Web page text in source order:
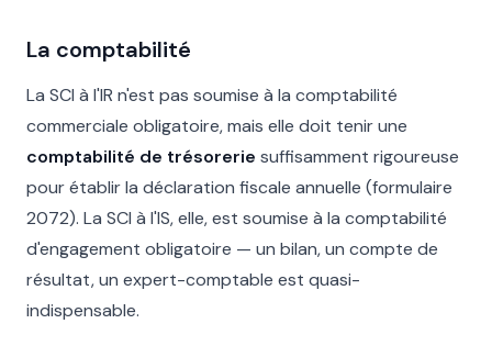
La comptabilité
La SCI à l'IR n'est pas soumise à la comptabilité
commerciale obligatoire, mais elle doit tenir une
comptabilité de trésorerie suffisamment rigoureuse
pour établir la déclaration fiscale annuelle (formulaire
2072). La SCI à l'IS, elle, est soumise à la comptabilité
d'engagement obligatoire — un bilan, un compte de
résultat, un expert-comptable est quasi-
indispensable.